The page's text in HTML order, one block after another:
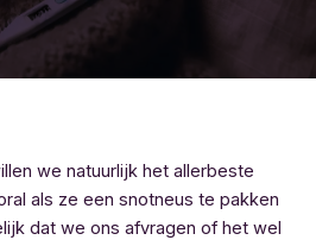
we natuurlijk het allerbeste
als ze een snotneus te pakken
dat we ons afvragen of het wel